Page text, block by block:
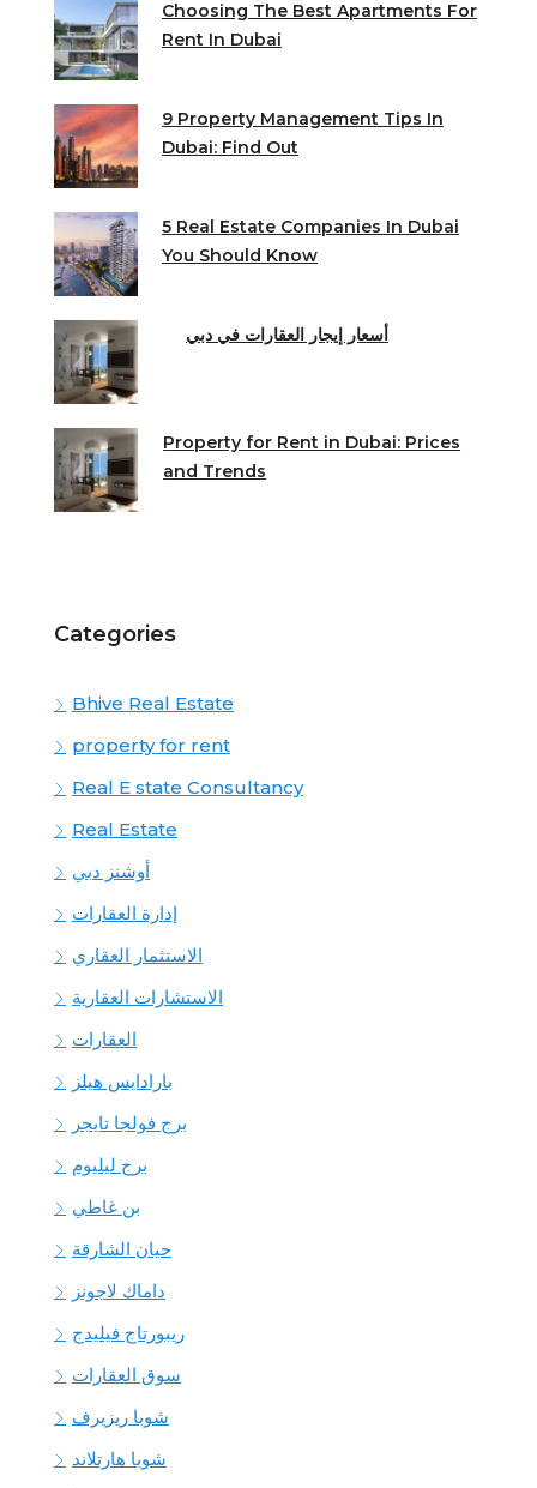
Choosing The Best Apartments For
Rent In Dubai
9 Property Management Tips In
Dubai: Find Out
5 Real Estate Companies In Dubai
You Should Know
أسعار إيجار العقارات في دبي
Property for Rent in Dubai: Prices
and Trends
Categories
Bhive Real Estate
property for rent
Real E state Consultancy
Real Estate
أوشنز دبي
إدارة العقارات
الاستثمار العقاري
الاستشارات العقارية
العقارات
بارادايس هيلز
برج فولجا تايجر
برج ليليوم
بن غاطي
حيان الشارقة
داماك لاجونز
ريبورتاج فيليدج
سوق العقارات
شوبا ريزيرف
شوبا هارتلاند